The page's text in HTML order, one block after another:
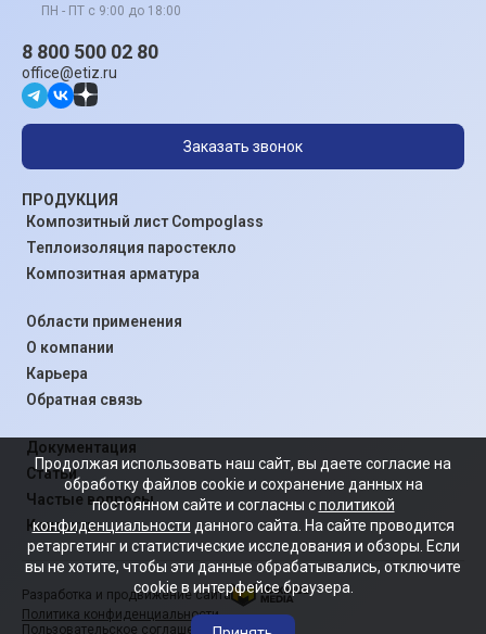
ПН - ПТ с 9:00 до 18:00
ПРОДУКЦИЯ
Композитный лист Compoglass
Теплоизоляция паростекло
Композитная арматура
Области применения
О компании
Карьера
Обратная связь
Документация
Статьи
Частые вопросы
Контакты
8 800 500 02 80
office@etiz.ru
Заказать звонок
Разработка и продвижение сайта
Политика конфиденциальности
Пользовательское соглашение
Продолжая использовать наш сайт, вы даете согласие на
обработку файлов cookie и сохранение данных на
постоянном сайте и согласны сполитикой
конфиденциальности данного сайта. На сайте проводится
ретаргетинг и статистические исследования и обзоры. Если
вы не хотите, чтобы эти данные обрабатывались, отключите
cookie в интерфейсе браузера.